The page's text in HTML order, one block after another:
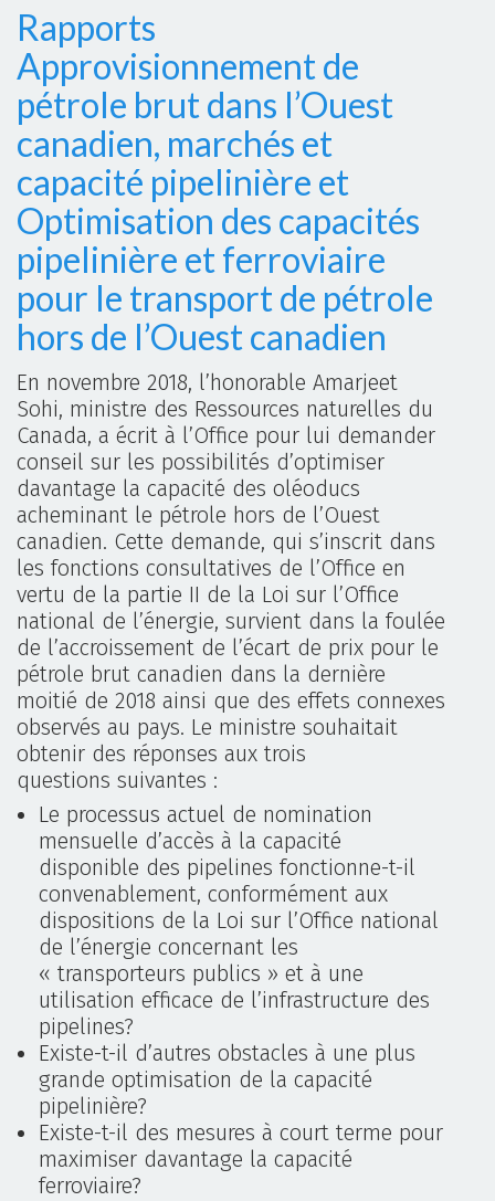
Rapports
Approvisionnement de
pétrole brut dans l’Ouest
canadien, marchés et
capacité pipelinière et
Optimisation des capacités
pipelinière et ferroviaire
pour le transport de pétrole
hors de l’Ouest canadien
En novembre 2018, l’honorable Amarjeet
Sohi, ministre des Ressources naturelles du
Canada, a écrit à l’Office pour lui demander
conseil sur les possibilités d’optimiser
davantage la capacité des oléoducs
acheminant le pétrole hors de l’Ouest
canadien. Cette demande, qui s’inscrit dans
les fonctions consultatives de l’Office en
vertu de la partie II de la Loi sur l’Office
national de l’énergie, survient dans la foulée
de l’accroissement de l’écart de prix pour le
pétrole brut canadien dans la dernière
moitié de 2018 ainsi que des effets connexes
observés au pays. Le ministre souhaitait
obtenir des réponses aux trois
questions suivantes :
Le processus actuel de nomination
mensuelle d’accès à la capacité
disponible des pipelines fonctionne-t-il
convenablement, conformément aux
dispositions de la Loi sur l’Office national
de l’énergie concernant les
« transporteurs publics » et à une
utilisation efficace de l’infrastructure des
pipelines?
Existe-t-il d’autres obstacles à une plus
grande optimisation de la capacité
pipelinière?
Existe-t-il des mesures à court terme pour
maximiser davantage la capacité
ferroviaire?